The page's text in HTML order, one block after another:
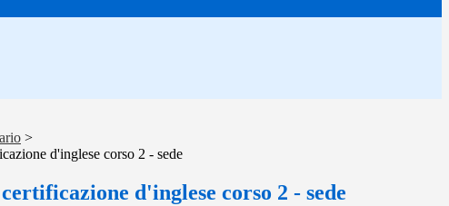
>
d'inglese corso 2 - sede
d'inglese corso 2 - sede